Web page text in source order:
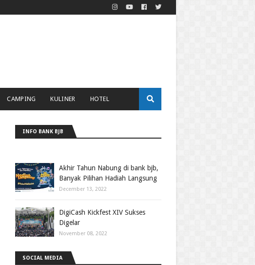
CAMPING KULINER HOTEL
INFO BANK BJB
Akhir Tahun Nabung di bank bjb,
Banyak Pilihan Hadiah Langsung
December 13, 2022
DigiCash Kickfest XIV Sukses
Digelar
November 08, 2022
SOCIAL MEDIA